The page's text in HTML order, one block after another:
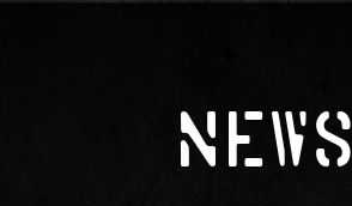
NEWS